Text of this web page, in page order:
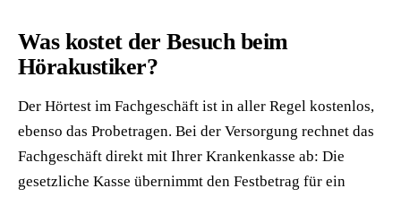
Was kostet der Besuch beim
Hörakustiker?
Der Hörtest im Fachgeschäft ist in aller Regel kostenlos,
ebenso das Probetragen. Bei der Versorgung rechnet das
Fachgeschäft direkt mit Ihrer Krankenkasse ab: Die
gesetzliche Kasse übernimmt den Festbetrag für ein